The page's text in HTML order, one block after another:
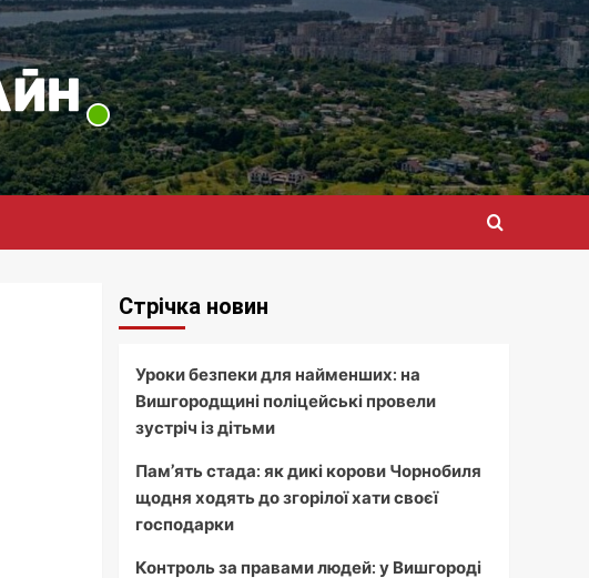
Стрічка новин
Уроки безпеки для найменших: на
Вишгородщині поліцейські провели
зустріч із дітьми
Пам’ять стада: як дикі корови Чорнобиля
щодня ходять до згорілої хати своєї
господарки
Контроль за правами людей: у Вишгороді